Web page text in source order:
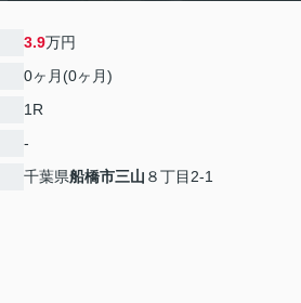
3.9万円
0ヶ月(0ヶ月)
1R
-
千葉県船橋市三山 ８丁目2-1